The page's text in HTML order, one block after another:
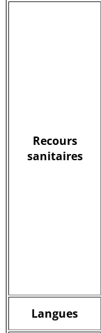
Recours
sanitaires
Langues